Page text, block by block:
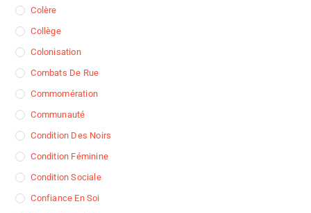
Colère
Collège
Colonisation
Combats De Rue
Commomération
Communauté
Condition Des Noirs
Condition Féminine
Condition Sociale
Confiance En Soi